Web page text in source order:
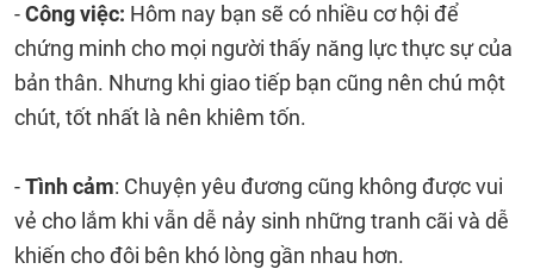
-Công việc: Hôm nay bạn sẽ có nhiều cơ hội để
chứng minh cho mọi người thấy năng lực thực sự của
bản thân. Nhưng khi giao tiếp bạn cũng nên chú một
chút, tốt nhất là nên khiêm tốn.
-Tình cảm: Chuyện yêu đương cũng không được vui
vẻ cho lắm khi vẫn dễ nảy sinh những tranh cãi và dễ
khiến cho đôi bên khó lòng gần nhau hơn.